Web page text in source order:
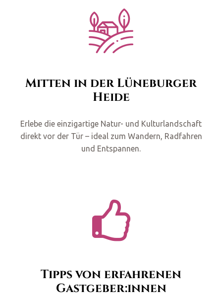
Mitten in der Lüneburger
Heide
Erlebe die einzigartige Natur- und Kulturlandschaft
direkt vor der Tür – ideal zum Wandern, Radfahren
und Entspannen.
Tipps von erfahrenen
Gastgeber:innen